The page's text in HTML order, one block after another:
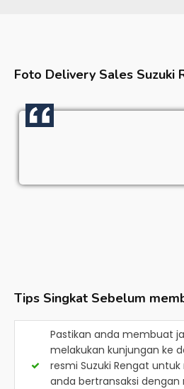
Foto Delivery Sales Suzuki
Tips Singkat Sebelum
Pastikan anda membuat
melakukan kunjungan ke
resmi Suzuki Rengat untuk
anda bertransaksi dengan